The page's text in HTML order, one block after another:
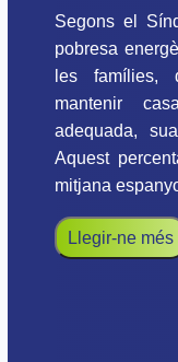
Segons el
pobresa
les famílies,
mantenir
adequada,
Aquest
mitjana
Llegir-ne més